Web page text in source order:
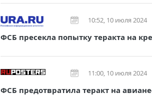
10:52, 10 июля 2024
ФСБ пресекла попытку теракта на
11:00, 10 июля 2024
ФСБ предотвратила теракт на